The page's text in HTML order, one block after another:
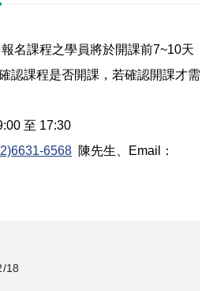
名課程之學員將於開課前7~10天
認課程是否開課，若確認開課才需
至 17:30
6568 陳先生 、Email：
18